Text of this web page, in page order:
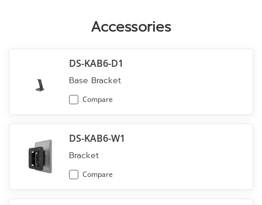
Accessories
DS-KAB6-D1
Base Bracket
Compare
DS-KAB6-W1
Bracket
Compare